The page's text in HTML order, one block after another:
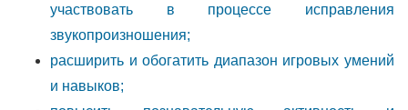
участвовать в процессе исправления
звукопроизношения;
расширить и обогатить диапазон игровых умений
и навыков;